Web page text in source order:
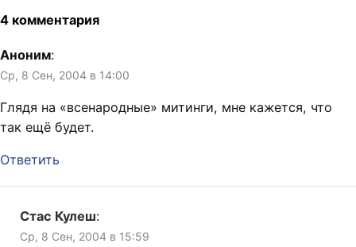
концерта порепетировали и
пойехали! После,
традиционная пьянка-
гулянка. Возраст
распивавших колебался от
многолюдно.…
4 комментария
Аноним:
Ср, 8 Сен, 2004 в 14:00
Глядя на «всенародные» митинги, мне кажется, что
так ещё будет.
Ответить
Стас Кулеш:
Ср, 8 Сен, 2004 в 15:59